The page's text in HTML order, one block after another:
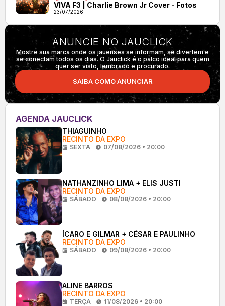
VIVA F3 | Charlie Brown Jr Cover - Fotos
23/07/2026
ANUNCIE NO JAUCLICK
Mostre sua marca onde os jauenses se informam, se divertem e
se conectam todos os dias. O Jauclick é o palco ideal para quem
quer ser visto, lembrado e procurado.
SAIBA COMO ANUNCIAR
AGENDA JAUCLICK
THIAGUINHO
RECINTO DA EXPO
SEXTA 07/08/2026 • 20:00
NATHANZINHO LIMA + ELIS JUSTI
RECINTO DA EXPO
SÁBADO 08/08/2026 • 20:00
ÍCARO E GILMAR + CÉSAR E PAULINHO
RECINTO DA EXPO
SÁBADO 09/08/2026 • 20:00
ALINE BARROS
RECINTO DA EXPO
TERÇA 11/08/2026 • 20:00